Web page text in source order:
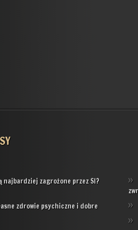
najbardziej zagrożone przez SI?
zdrowie psychiczne i dobre